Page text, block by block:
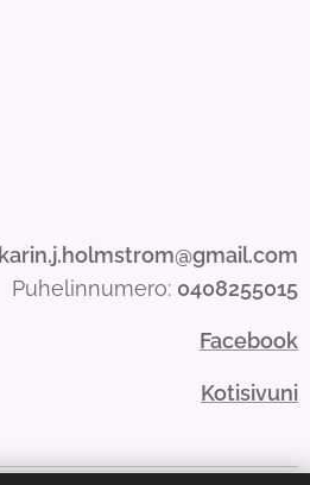
karin.j.holmstrom@gmail.com
Puhelinnumero: 0408255015
Facebook
Kotisivuni